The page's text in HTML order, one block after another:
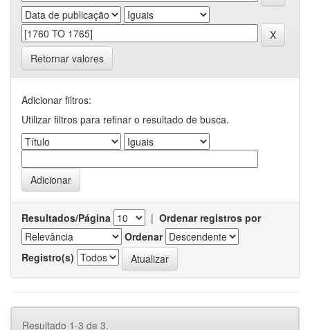
Retornar valores
Adicionar filtros:
Utilizar filtros para refinar o resultado de busca.
Resultados/Página | Ordenar registros por
Ordenar
Registro(s)
Resultado 1-3 de 3.